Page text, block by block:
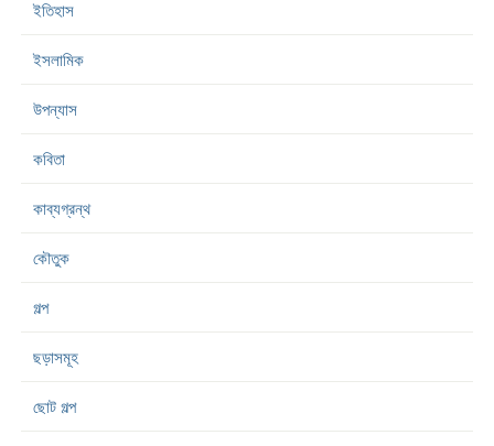
ইতিহাস
ইসলামিক
উপন্যাস
কবিতা
কাব্যগ্রন্থ
কৌতুক
গল্প
ছড়াসমূহ
ছোট গল্প